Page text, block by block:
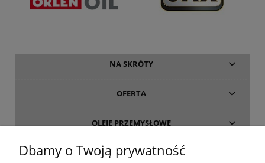
NA SKRÓTY
OFERTA
OLEJE PRZEMYSŁOWE
INFORMACJE
Dbamy o Twoją prywatność